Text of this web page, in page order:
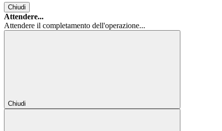
Chiudi
Attendere...
Attendere il completamento dell'operazione...
Chiudi